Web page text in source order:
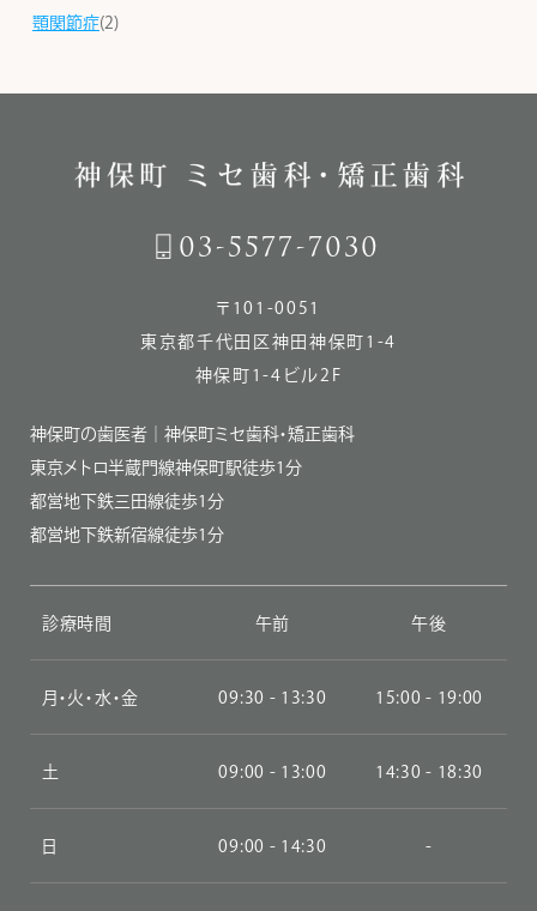
顎関節症(2)
03-5577-7030
〒101-0051
東京都千代田区神田神保町1-4
神保町1-4ビル2F
神保町の歯医者｜神保町ミセ歯科・矯正歯科
東京メトロ半蔵門線神保町駅徒歩1分
都営地下鉄三田線徒歩1分
都営地下鉄新宿線徒歩1分
診療時間 午前 午後
月・火・水・金 09:30 - 13:30 15:00 - 19:00
土 09:00 - 13:00 14:30 - 18:30
日 09:00 - 14:30 -